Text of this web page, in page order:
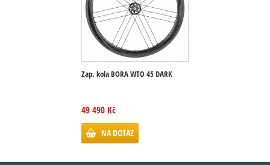
Zap. kola BORA WTO 45 DARK
49 490 Kč
NA DOTAZ